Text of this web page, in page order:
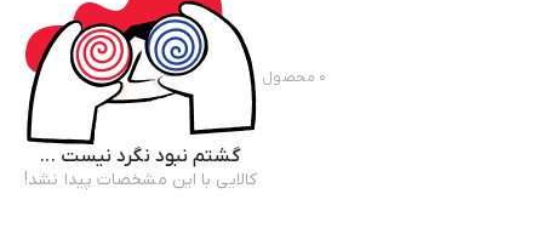
۰ محصول
گشتم نبود نگرد نیست ...
کالایی با این مشخصات پیدا نشد!